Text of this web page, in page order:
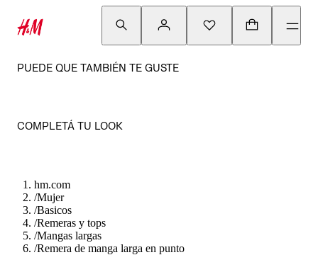
PUEDE QUE TAMBIÉN TE GUSTE
COMPLETÁ TU LOOK
hm.com
/Mujer
/Basicos
/Remeras y tops
/Mangas largas
/Remera de manga larga en punto